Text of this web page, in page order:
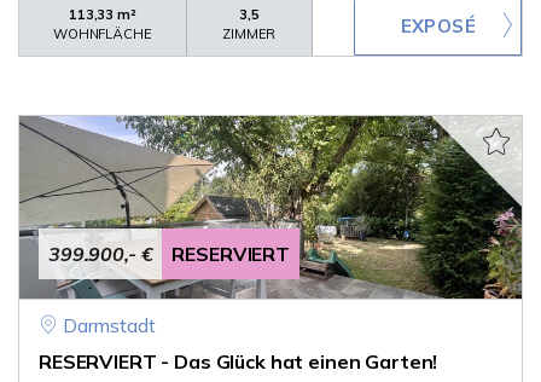
113,33 m²
WOHNFLÄCHE
3,5
ZIMMER
399.900,- € RESERVIERT
Darmstadt
RESERVIERT - Das Glück hat einen Garten!